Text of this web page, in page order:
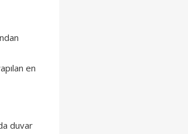
en
duvar